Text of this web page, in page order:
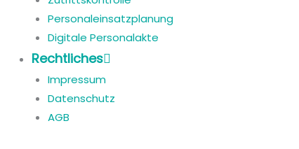
Personaleinsatzplanung
Digitale Personalakte
Rechtliches
Impressum
Datenschutz
AGB